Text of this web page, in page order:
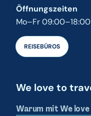
Öffnungszeiten
Mo–Fr
REISEBÜROS
We love to
Warum mit We